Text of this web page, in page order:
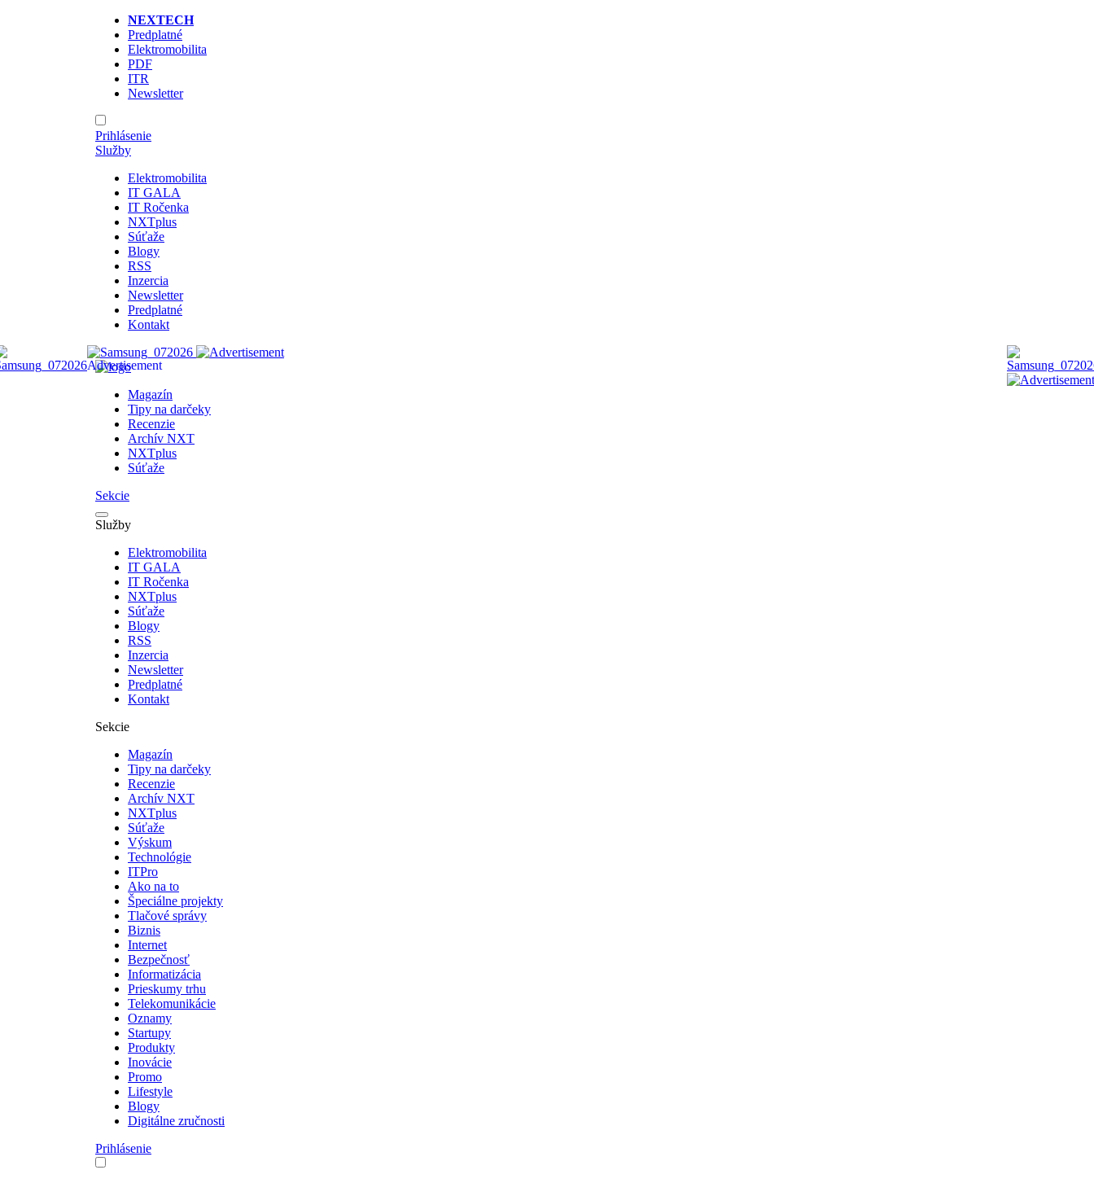
NEXTECH
Predplatné
Elektromobilita
PDF
ITR
Newsletter
Prihlásenie
Služby
Elektromobilita
IT GALA
IT Ročenka
NXTplus
Súťaže
Blogy
RSS
Inzercia
Newsletter
Predplatné
Kontakt
Magazín
Tipy na darčeky
Recenzie
Archív NXT
NXTplus
Súťaže
Sekcie
Služby
Elektromobilita
IT GALA
IT Ročenka
NXTplus
Súťaže
Blogy
RSS
Inzercia
Newsletter
Predplatné
Kontakt
Sekcie
Magazín
Tipy na darčeky
Recenzie
Archív NXT
NXTplus
Súťaže
Výskum
Technológie
ITPro
Ako na to
Špeciálne projekty
Tlačové správy
Biznis
Internet
Bezpečnosť
Informatizácia
Prieskumy trhu
Telekomunikácie
Oznamy
Startupy
Produkty
Inovácie
Promo
Lifestyle
Blogy
Digitálne zručnosti
Prihlásenie